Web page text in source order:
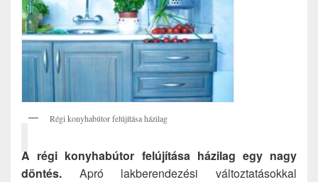
Régi konyhabútor felújítása házilag
A régi konyhabútor felújítása házilag egy nagy
döntés. Apró lakberendezési változtatásokkal